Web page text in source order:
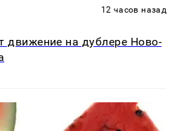
12 часов назад
движение на дублере Ново-